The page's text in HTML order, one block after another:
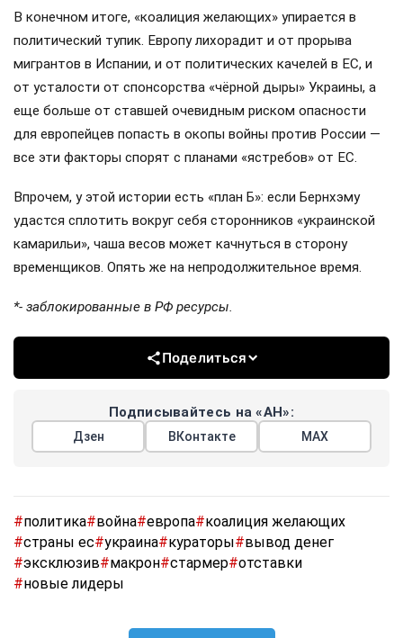
В конечном итоге, «коалиция желающих» упирается в
политический тупик. Европу лихорадит и от прорыва
мигрантов в Испании, и от политических качелей в ЕС, и
от усталости от спонсорства «чёрной дыры» Украины, а
еще больше от ставшей очевидным риском опасности
для европейцев попасть в окопы войны против России —
все эти факторы спорят с планами «ястребов» от ЕС.
Впрочем, у этой истории есть «план Б»: если Бернхэму
удастся сплотить вокруг себя сторонников «украинской
камарильи», чаша весов может качнуться в сторону
временщиков. Опять же на непродолжительное время.
*- заблокированные в РФ ресурсы.
Поделиться
Подписывайтесь на «АН»:
Дзен ВКонтакте МАХ
#политика#война#европа#коалиция желающих
#страны ес#украина#кураторы#вывод денег
#эксклюзив#макрон#стармер#отставки
#новые лидеры